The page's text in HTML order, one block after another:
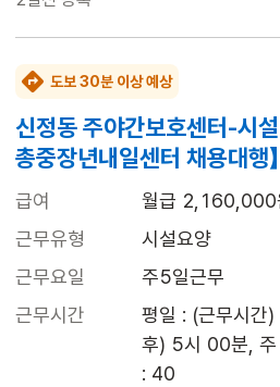
도보 30분 이상 예상
신정동 주야간보호센터-시설
총중장년내일센터 채용대행】
급여
월급 2,160,000
근무유형
시설요양
근무요일
주5일근무
근무시간
평일 : (근무시
후) 5시 00분, 주
: 40